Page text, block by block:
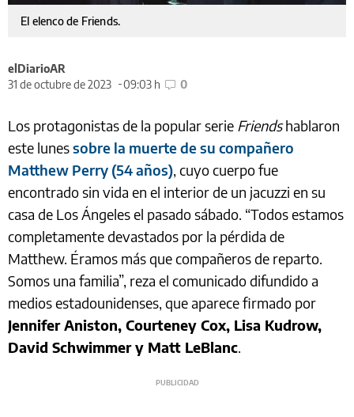
El elenco de Friends.
elDiarioAR
31 de octubre de 2023
09:03 h 0
Los protagonistas de la popular serie Friendshablaron
este lunessobre la muerte de su compañero
Matthew Perry (54 años), cuyo cuerpo fue
encontrado sin vida en el interior de un jacuzzi en su
casa de Los Ángeles el pasado sábado. “Todos estamos
completamente devastados por la pérdida de
Matthew. Éramos más que compañeros de reparto.
Somos una familia”, reza el comunicado difundido a
medios estadounidenses, que aparece firmado por
Jennifer Aniston, Courteney Cox, Lisa Kudrow,
David Schwimmer y Matt LeBlanc.